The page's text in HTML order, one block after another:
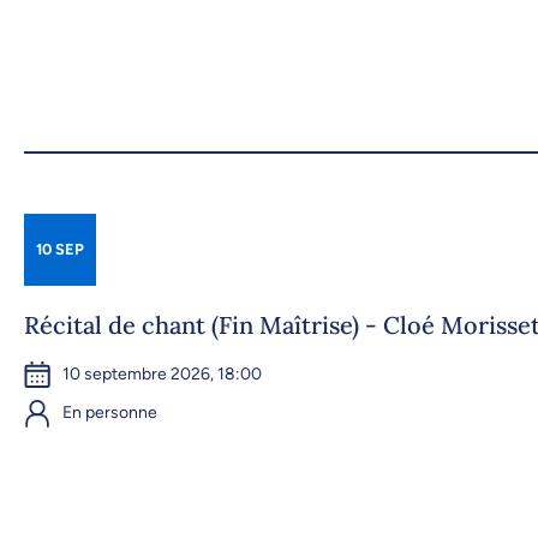
10 SEP
Récital de chant (Fin Maîtrise) - Cloé
10 septembre 2026, 18:00
En personne